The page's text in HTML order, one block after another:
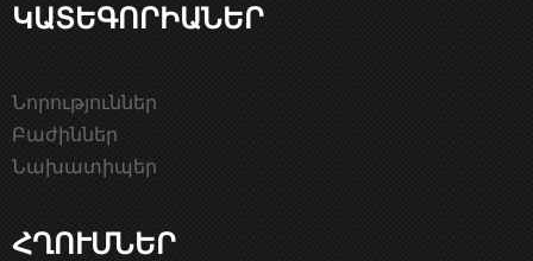
ԿԱՏԵԳՈՐԻԱՆԵՐ
Նորություններ
Բաժիններ
Նախատիպեր
ՀՂՈՒՄՆԵՐ